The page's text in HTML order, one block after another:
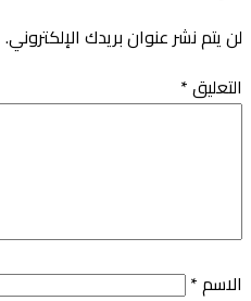
لن يتم نشر عنوان بريدك الإلكتروني.
التعليق*
الاسم*